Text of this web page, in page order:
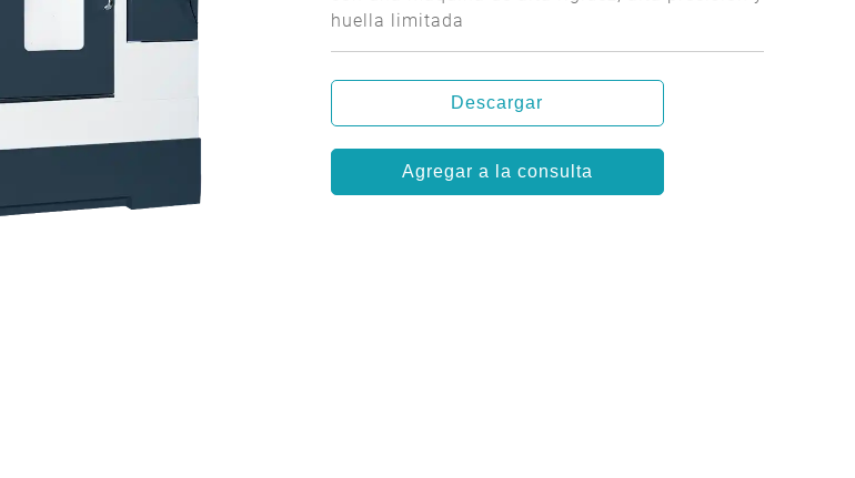
huella limitada
Descargar
Agregar a la consulta